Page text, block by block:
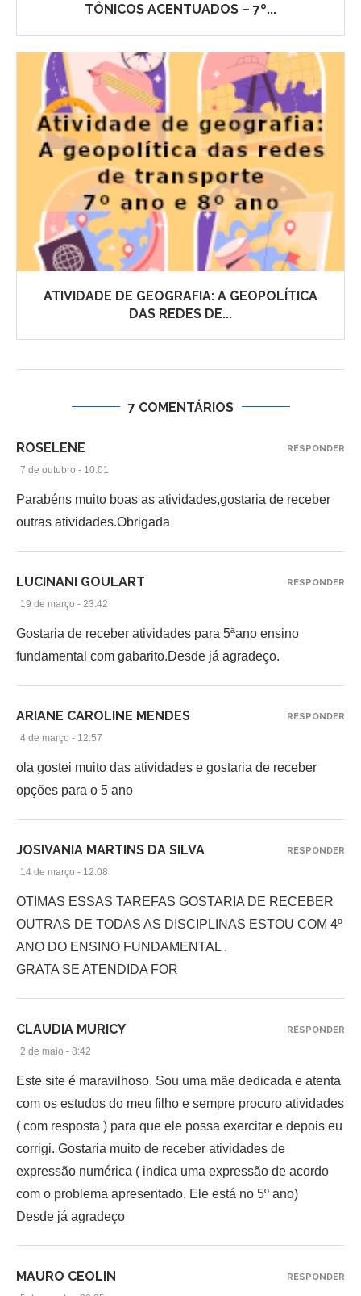
TÔNICOS ACENTUADOS – 7º...
ATIVIDADE DE GEOGRAFIA: A GEOPOLÍTICA
DAS REDES DE...
7 COMENTÁRIOS
ROSELENE
7 de outubro - 10:01
Parabéns muito boas as atividades,gostaria de receber
outras atividades.Obrigada
RESPONDER
LUCINANI GOULART
19 de março - 23:42
Gostaria de receber atividades para 5ªano ensino
fundamental com gabarito.Desde já agradeço.
RESPONDER
ARIANE CAROLINE MENDES
4 de março - 12:57
ola gostei muito das atividades e gostaria de receber
opções para o 5 ano
RESPONDER
JOSIVANIA MARTINS DA SILVA
14 de março - 12:08
OTIMAS ESSAS TAREFAS GOSTARIA DE RECEBER
OUTRAS DE TODAS AS DISCIPLINAS ESTOU COM 4º
ANO DO ENSINO FUNDAMENTAL .
GRATA SE ATENDIDA FOR
RESPONDER
CLAUDIA MURICY
2 de maio - 8:42
Este site é maravilhoso. Sou uma mãe dedicada e atenta
com os estudos do meu filho e sempre procuro atividades
( com resposta ) para que ele possa exercitar e depois eu
corrigi. Gostaria muito de receber atividades de
expressão numérica ( indica uma expressão de acordo
com o problema apresentado. Ele está no 5º ano)
Desde já agradeço
RESPONDER
MAURO CEOLIN RESPONDER